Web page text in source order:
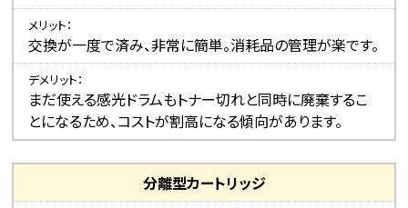
メリット
交換が一度で済み、非常に簡単。消耗品の管理が楽です。
デメリット
まだ使える感光ドラムもトナー切れと同時に廃棄するこ
とになるため、コストが割高になる傾向があります。
分離型カートリッジ